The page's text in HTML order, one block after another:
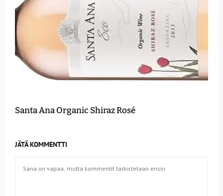
Santa Ana Organic Shiraz Rosé
JÄTÄ KOMMENTTI